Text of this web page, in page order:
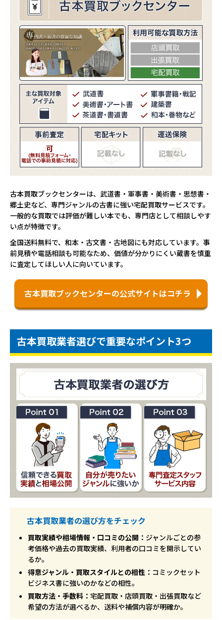
古本買取ブックセンターは、武道書・軍事書・美術書・思想書・
郷土史など、専門ジャンルの古書に強い宅配買取サービスです。
一般的な買取では評価が難しい本でも、専門店として相談しやす
い点が特徴です。
全国送料無料で、和本・古文書・古地図にも対応しています。事
前見積や電話相談も可能なため、価値が分かりにくい蔵書を慎重
に査定してほしい人に向いています。
古本買取ブックセンターの公式サイトはコチラ
古本買取業者選びで重要なポイント3つ
古本買取業者の選び方をチェック
買取実績や相場情報・口コミの公開： ジャンルごとの参
考価格や過去の買取実績、利用者の口コミを開示してい
るか。
得意ジャンル・買取スタイルとの相性： コミックセット
ビジネス書に強いのかなどの相性。
買取方法・手数料： 宅配買取・店頭買取・出張買取など
希望の方法が選べるか、送料や補償内容が明確か。